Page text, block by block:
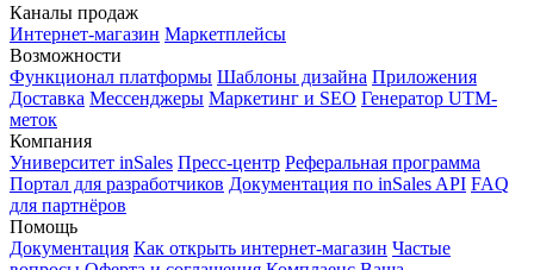
Каналы продаж
Интернет-магазин Маркетплейсы
Возможности
Функционал платформы Шаблоны дизайна Приложения
Доставка Мессенджеры Маркетинг и SEO Генератор UTM-
меток
Компания
Университет inSales Пресс-центр Реферальная программа
Портал для разработчиков Документация по inSales API FAQ
для партнёров
Помощь
Документация Как открыть интернет-магазин Частые